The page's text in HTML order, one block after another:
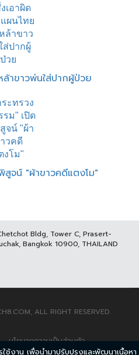
าขาวพ่นใส่ปากผู้ป่วย
สูจน์ "ผ้าขาวคดีแตงโม"
Bldg, Tower C, Prasert-
Bangkok 10900, THAILAND
ALL RIGHT RESERVED.
นโยบายความเป็นส่วนตัว
ช้งาน เพื่อนำมาปรับปรุงและพัฒนาเนื้อหา